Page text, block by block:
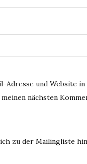
Adresse und Website in
nächsten
zu der Mailingliste